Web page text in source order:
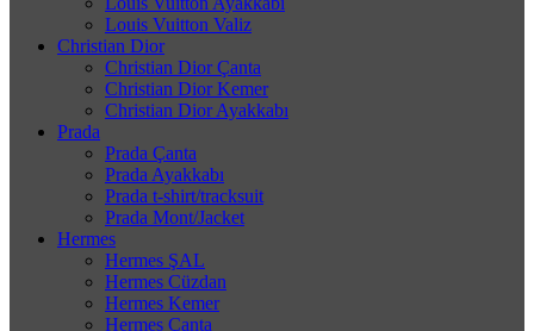
Louis Vuitton Valiz
Christian Dior
Christian Dior Çanta
Christian Dior Kemer
Christian Dior Ayakkabı
Prada
Prada Çanta
Prada Ayakkabı
Prada t-shirt/tracksuit
Prada Mont/Jacket
Hermes
Hermes ŞAL
Hermes Cüzdan
Hermes Kemer
Hermes Çanta